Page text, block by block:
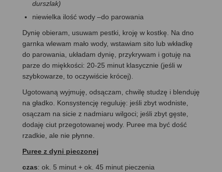
durszlak)
niewielka ilość wody –do parowania
Dynię obieram, usuwam pestki, kroję w kostkę. Na dno
garnka wlewam mało wody, wstawiam sito lub wkładkę
do parowania, układam dynię, przykrywam i gotuję na
parze do miękkości: 20-25 minut klasycznie (jeśli w
szybkowarze, to oczywiście krócej).
Ugotowaną wyjmuję, odsączam, chwilę studzę i blenduję
na gładko. Konsystencję reguluję: jeśli zbyt wodniste,
osączam na sicie z nadmiaru wilgoci; jeśli zbyt gęste,
dodaję ciut przegotowanej wody. Puree ma być dość
rzadkie, ale nie płynne.
Puree z dyni pieczonej
czas: ok. 5 minut + ok. 45 minut pieczenia